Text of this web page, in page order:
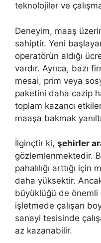
teknolojiler ve
Deneyim, maaş
sahiptir. Yeni
operatörün aldığı
vardır. Ayrıca, bazı
mesai, prim veya
paketini daha cazip
toplam kazancı
maaşa bakmak
İlginçtir ki, şehirler
gözlemlenmektedir.
pahalılığı arttığı
daha yüksektir.
büyüklüğü de önemli
işletmede çalışan
sanayi tesisinde
az kazanabilir.